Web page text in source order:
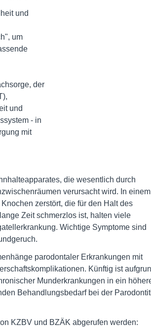
und
um
der
und
- in
mit
die wesentlich durch
verursacht wird. In einem
zerstört, die für den Halt des
Zeit schmerzlos ist, halten viele
Wichtige Symptome sind
parodontaler Erkrankungen mit
Künftig ist
Munderkrankungen in ein
Behandlungsbedarf bei der
KZBV und BZÄK abgerufen werden: